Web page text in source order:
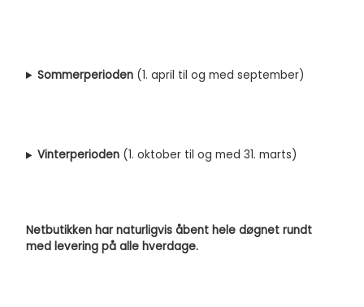
Sommerperioden (1. april til og med september)
Vinterperioden (1. oktober til og med 31. marts)
Netbutikken har naturligvis åbent hele døgnet rundt
med levering på alle hverdage.